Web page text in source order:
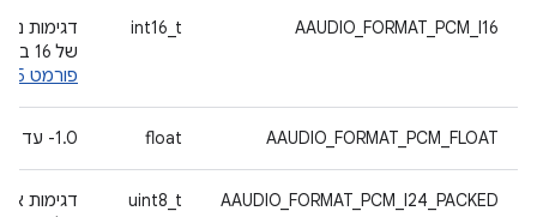
AAUDIO_FORMAT_PCM_I16
int16_t
דגימות
של 16 ביט,
פורמט Q0.15
AAUDIO_FORMAT_PCM_FLOAT
float ‎-1.0 עד +1.0
AAUDIO_FORMAT_PCM_I24_PACKED
uint8_t
דגימות